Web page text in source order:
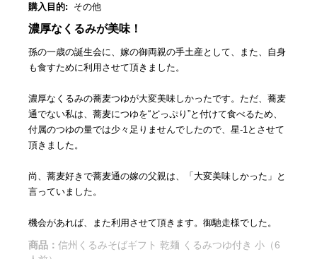
購入目的:
その他
濃厚なくるみが美味！
孫の一歳の誕生会に、嫁の御両親の手土産として、また、自身
も食すために利用させて頂きました。
濃厚なくるみの蕎麦つゆが大変美味しかったです。ただ、蕎麦
通でない私は、蕎麦につゆを“どっぷり”と付けて食べるため、
付属のつゆの量では少々足りませんでしたので、星-1とさせて
頂きました。
尚、蕎麦好きで蕎麦通の嫁の父親は、「大変美味しかった」と
言っていました。
機会があれば、また利用させて頂きます。御馳走様でした。
商品： 信州くるみそばギフト 乾麺 くるみつゆ付き 小（6